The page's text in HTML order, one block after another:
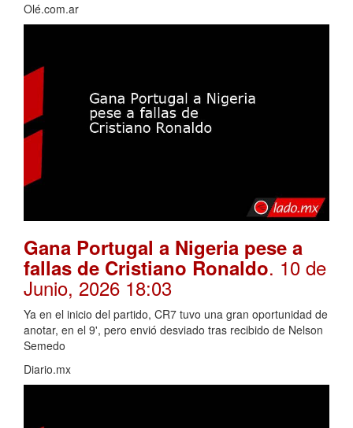
Olé.com.ar
Gana Portugal a Nigeria pese a
fallas de Cristiano Ronaldo. 10 de
Junio, 2026 18:03
Ya en el inicio del partido, CR7 tuvo una gran oportunidad de
anotar, en el 9', pero envió desviado tras recibido de Nelson
Semedo
Diario.mx